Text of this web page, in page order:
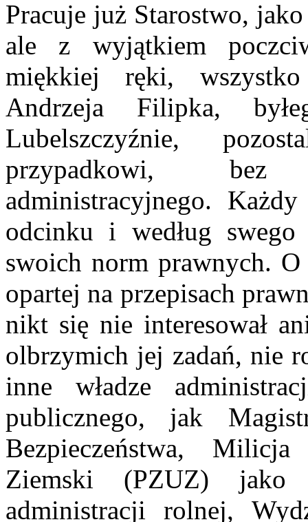
Pracuje już Starostwo,
ale z wyjątkiem
miękkiej ręki, wszystko
Andrzeja Filipka,
Lubelszczyźnie,
przypadkowi, bez
administracyjnego.
odcinku i według
swoich norm prawnych.
opartej na przepisach
nikt się nie interesował
olbrzymich jej zadań, nie
inne władze
publicznego, jak
Bezpieczeństwa,
Ziemski (PZUZ) jako
administracji rolnej,